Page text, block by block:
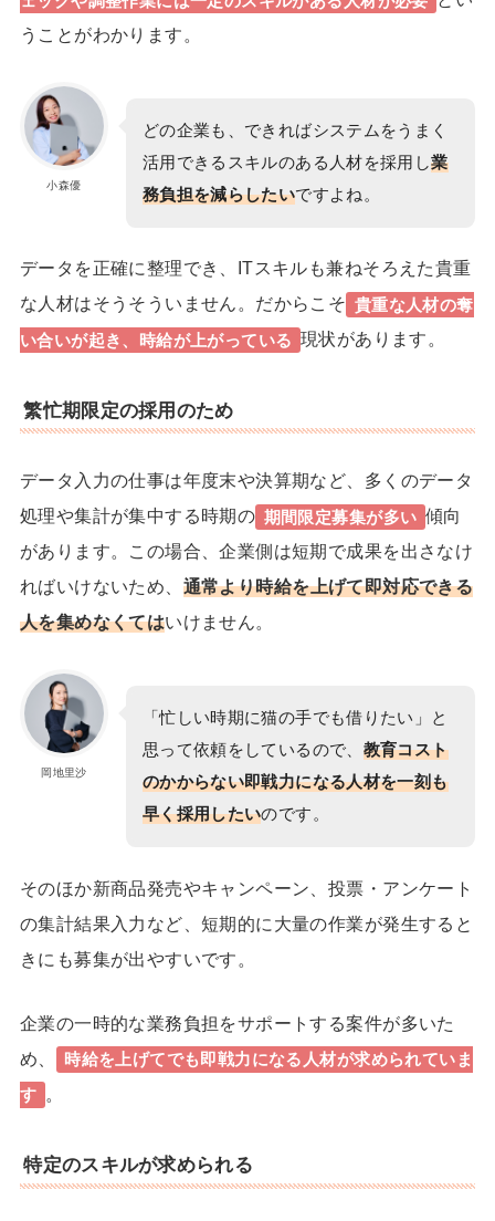
うことがわかります。
小森優
どの企業も、できればシステムをうまく
活用できるスキルのある人材を採用し業
務負担を減らしたいですよね。
データを正確に整理でき、ITスキルも兼ねそろえた貴重
な人材はそうそういません。だからこそ 貴重な人材の奪
い合いが起き、時給が上がっている 現状があります。
繁忙期限定の採用のため
データ入力の仕事は年度末や決算期など、多くのデータ
処理や集計が集中する時期の 期間限定募集が多い 傾向
があります。この場合、企業側は短期で成果を出さなけ
ればいけないため、 通常より時給を上げて即対応できる
人を集めなくてはいけません。
岡地里沙
「忙しい時期に猫の手でも借りたい 」と
思って依頼をしているので、 教育コスト
のかからない即戦力になる人材を一刻も
早く採用したいのです。
そのほか新商品発売やキャンペーン、投票・アンケート
の集計結果入力など、短期的に大量の作業が発生すると
きにも募集が出やすいです。
企業の一時的な業務負担をサポートする案件が多いた
め、
時給を上げてでも即戦力になる人材が求められていま
す
。
特定のスキルが求められる